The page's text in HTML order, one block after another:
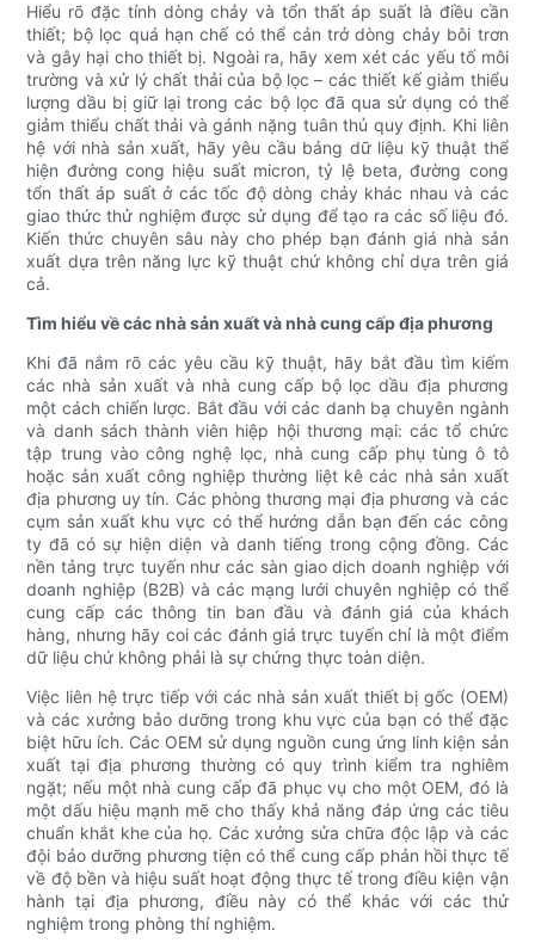
Hiểu rõ đặc tính dòng chảy và tổn thất áp suất là điều cần
thiết; bộ lọc quá hạn chế có thể cản trở dòng chảy bôi trơn
và gây hại cho thiết bị. Ngoài ra, hãy xem xét các yếu tố môi
trường và xử lý chất thải của bộ lọc – các thiết kế giảm thiểu
lượng dầu bị giữ lại trong các bộ lọc đã qua sử dụng có thể
giảm thiểu chất thải và gánh nặng tuân thủ quy định. Khi liên
hệ với nhà sản xuất, hãy yêu cầu bảng dữ liệu kỹ thuật thể
hiện đường cong hiệu suất micron, tỷ lệ beta, đường cong
tổn thất áp suất ở các tốc độ dòng chảy khác nhau và các
giao thức thử nghiệm được sử dụng để tạo ra các số liệu đó.
Kiến thức chuyên sâu này cho phép bạn đánh giá nhà sản
xuất dựa trên năng lực kỹ thuật chứ không chỉ dựa trên giá
cả.
Tìm hiểu về các nhà sản xuất và nhà cung cấp địa phương
Khi đã nắm rõ các yêu cầu kỹ thuật, hãy bắt đầu tìm kiếm
các nhà sản xuất và nhà cung cấp bộ lọc dầu địa phương
một cách chiến lược. Bắt đầu với các danh bạ chuyên ngành
và danh sách thành viên hiệp hội thương mại: các tổ chức
tập trung vào công nghệ lọc, nhà cung cấp phụ tùng ô tô
hoặc sản xuất công nghiệp thường liệt kê các nhà sản xuất
địa phương uy tín. Các phòng thương mại địa phương và các
cụm sản xuất khu vực có thể hướng dẫn bạn đến các công
ty đã có sự hiện diện và danh tiếng trong cộng đồng. Các
nền tảng trực tuyến như các sàn giao dịch doanh nghiệp với
doanh nghiệp (B2B) và các mạng lưới chuyên nghiệp có thể
cung cấp các thông tin ban đầu và đánh giá của khách
hàng, nhưng hãy coi các đánh giá trực tuyến chỉ là một điểm
dữ liệu chứ không phải là sự chứng thực toàn diện.
Việc liên hệ trực tiếp với các nhà sản xuất thiết bị gốc (OEM)
và các xưởng bảo dưỡng trong khu vực của bạn có thể đặc
biệt hữu ích. Các OEM sử dụng nguồn cung ứng linh kiện sản
xuất tại địa phương thường có quy trình kiểm tra nghiêm
ngặt; nếu một nhà cung cấp đã phục vụ cho một OEM, đó là
một dấu hiệu mạnh mẽ cho thấy khả năng đáp ứng các tiêu
chuẩn khắt khe của họ. Các xưởng sửa chữa độc lập và các
đội bảo dưỡng phương tiện có thể cung cấp phản hồi thực tế
về độ bền và hiệu suất hoạt động thực tế trong điều kiện vận
hành tại địa phương, điều này có thể khác với các thử
nghiệm trong phòng thí nghiệm.